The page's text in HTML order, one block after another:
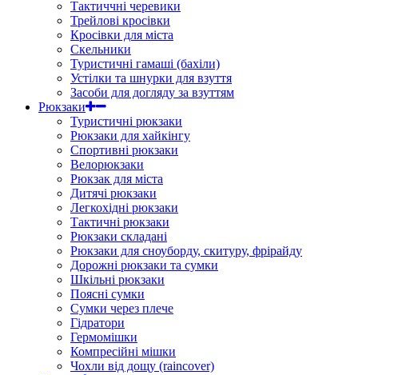
Тактиччні черевики
Трейлові кросівки
Кросівки для міста
Скельники
Туристичні гамаші (бахіли)
Устілки та шнурки для взуття
Засоби для догляду за взуттям
Рюкзаки
Туристичні рюкзаки
Рюкзаки для хайкінгу
Спортивні рюкзаки
Велорюкзаки
Рюкзак для міста
Дитячі рюкзаки
Легкохідні рюкзаки
Тактичні рюкзаки
Рюкзаки складані
Рюкзаки для сноуборду, скитуру, фрірайду
Дорожні рюкзаки та сумки
Шкільні рюкзаки
Поясні сумки
Сумки через плече
Гідратори
Гермомішки
Компресійні мішки
Чохли від дощу (raincover)